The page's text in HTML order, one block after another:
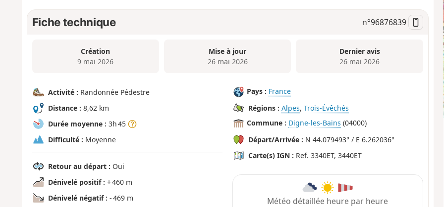
Fiche technique n°96876839
Création
9 mai 2026
Mise à jour
26 mai 2026
Dernier avis
26 mai 2026
Activité : Randonnée Pédestre
Distance : 8,62 km
Durée moyenne : 3h 45
Difficulté : Moyenne
Retour au départ : Oui
Dénivelé positif : + 460 m
Dénivelé négatif : - 469 m
Pays : France
Régions : Alpes,Trois-Évêchés
Commune : Digne-les-Bains (04000)
Départ/Arrivée : N 44.079493° / E 6.262036°
Carte(s) IGN : Ref. 3340ET, 3440ET
Météo détaillée heure par heure